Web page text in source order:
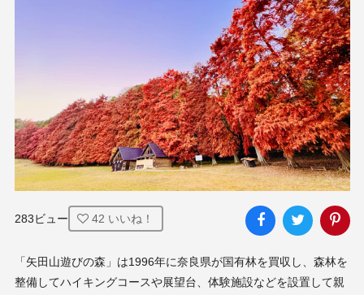
283ビュー 42 いいね！
「矢田山遊びの森」は1996年に奈良県が国有林を買収し、森林を
整備してハイキングコースや展望台、体験施設などを設置して親